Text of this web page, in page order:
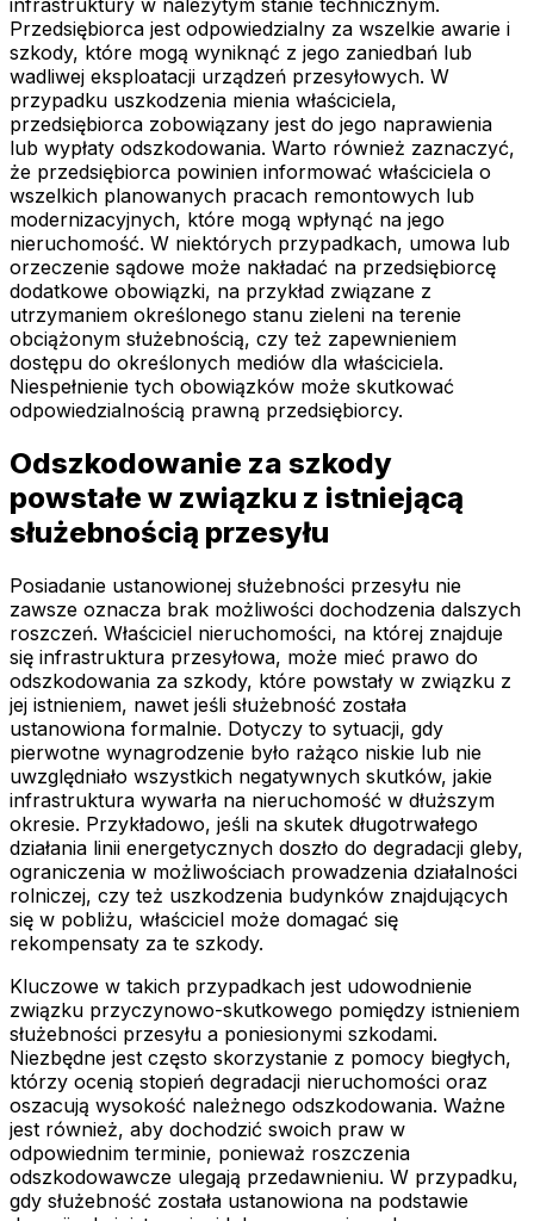
infrastruktury w należytym stanie technicznym.
Przedsiębiorca jest odpowiedzialny za wszelkie awarie i
szkody, które mogą wyniknąć z jego zaniedbań lub
wadliwej eksploatacji urządzeń przesyłowych. W
przypadku uszkodzenia mienia właściciela,
przedsiębiorca zobowiązany jest do jego naprawienia
lub wypłaty odszkodowania. Warto również zaznaczyć,
że przedsiębiorca powinien informować właściciela o
wszelkich planowanych pracach remontowych lub
modernizacyjnych, które mogą wpłynąć na jego
nieruchomość. W niektórych przypadkach, umowa lub
orzeczenie sądowe może nakładać na przedsiębiorcę
dodatkowe obowiązki, na przykład związane z
utrzymaniem określonego stanu zieleni na terenie
obciążonym służebnością, czy też zapewnieniem
dostępu do określonych mediów dla właściciela.
Niespełnienie tych obowiązków może skutkować
odpowiedzialnością prawną przedsiębiorcy.
Odszkodowanie za szkody
powstałe w związku z istniejącą
służebnością przesyłu
Posiadanie ustanowionej służebności przesyłu nie
zawsze oznacza brak możliwości dochodzenia dalszych
roszczeń. Właściciel nieruchomości, na której znajduje
się infrastruktura przesyłowa, może mieć prawo do
odszkodowania za szkody, które powstały w związku z
jej istnieniem, nawet jeśli służebność została
ustanowiona formalnie. Dotyczy to sytuacji, gdy
pierwotne wynagrodzenie było rażąco niskie lub nie
uwzględniało wszystkich negatywnych skutków, jakie
infrastruktura wywarła na nieruchomość w dłuższym
okresie. Przykładowo, jeśli na skutek długotrwałego
działania linii energetycznych doszło do degradacji gleby,
ograniczenia w możliwościach prowadzenia działalności
rolniczej, czy też uszkodzenia budynków znajdujących
się w pobliżu, właściciel może domagać się
rekompensaty za te szkody.
Kluczowe w takich przypadkach jest udowodnienie
związku przyczynowo-skutkowego pomiędzy istnieniem
służebności przesyłu a poniesionymi szkodami.
Niezbędne jest często skorzystanie z pomocy biegłych,
którzy ocenią stopień degradacji nieruchomości oraz
oszacują wysokość należnego odszkodowania. Ważne
jest również, aby dochodzić swoich praw w
odpowiednim terminie, ponieważ roszczenia
odszkodowawcze ulegają przedawnieniu. W przypadku,
gdy służebność została ustanowiona na podstawie